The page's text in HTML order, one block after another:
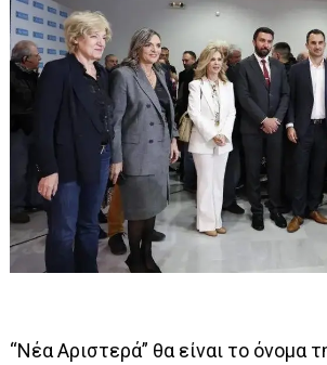
“Νέα Αριστερά” θα είναι το όνομα